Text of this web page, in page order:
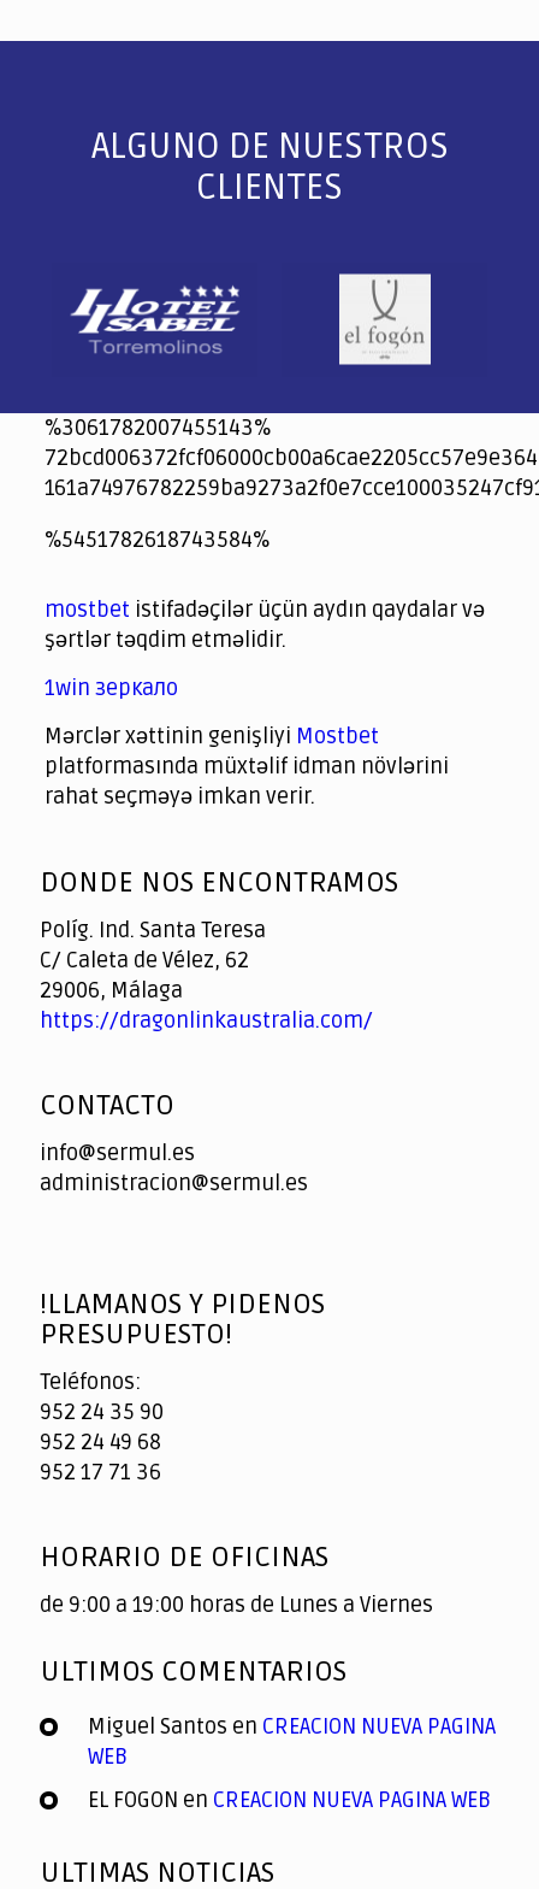
ALGUNO DE NUESTROS
CLIENTES
%3061782007455143%
jeetcity
1xbet
jeet city casino
%5451782618743584%
spintiger
Avabet
Spinrise
Crown Green
Crowngreen casino login
슈가 러쉬1000 슬롯
crazy time casino online
1xcasinozambia.com
codingworldnews.com
parimatch.kr
winorio
winorio casino
winorio
mostbet istifadəçilər üçün aydın qaydalar və
şərtlər təqdim etməlidir.
1win зеркало
Mərclər xəttinin genişliyi Mostbet
platformasında müxtəlif idman növlərini
rahat seçməyə imkan verir.
of
DONDE NOS ENCONTRAMOS
Políg. Ind. Santa Teresa
C/ Caleta de Vélez, 62
29006, Málaga
https://dragonlinkaustralia.com/
CONTACTO
info@sermul.es
administracion@sermul.es
!LLAMANOS Y PIDENOS
PRESUPUESTO!
Teléfonos:
952 24 35 90
952 24 49 68
952 17 71 36
HORARIO DE OFICINAS
de 9:00 a 19:00 horas de Lunes a Viernes
ULTIMOS COMENTARIOS
Miguel Santos en CREACION NUEVA PAGINA
WEB
EL FOGON en CREACION NUEVA PAGINA WEB
ULTIMAS NOTICIAS